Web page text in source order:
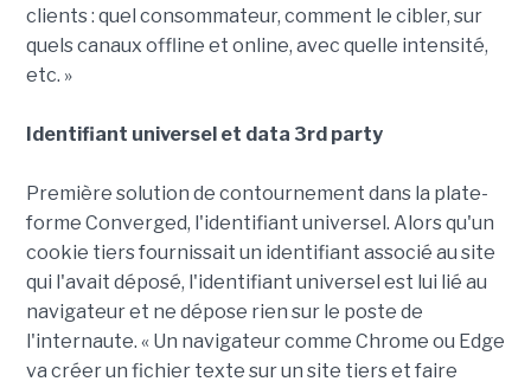
clients : quel consommateur, comment le cibler, sur
quels canaux offline et online, avec quelle intensité,
etc. »
Identifiant universel et data 3rd party
Première solution de contournement dans la plate-
forme Converged, l'identifiant universel. Alors qu'un
cookie tiers fournissait un identifiant associé au site
qui l'avait déposé, l'identifiant universel est lui lié au
navigateur et ne dépose rien sur le poste de
l'internaute. « Un navigateur comme Chrome ou Edge
va créer un fichier texte sur un site tiers et faire